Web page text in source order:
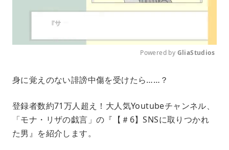
e
Powered by GliaStudios
身に覚えのない誹謗中傷を受けたら……？
登録者数約71万人超え！大人気Youtubeチャンネル、
「モナ・リザの戯言」の『【＃6】SNSに取りつかれ
た男』を紹介します。